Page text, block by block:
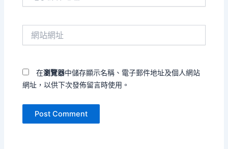
在瀏覽器中儲存顯示名稱、電子郵件地址及個人網站
網址，以供下次發佈留言時使用。